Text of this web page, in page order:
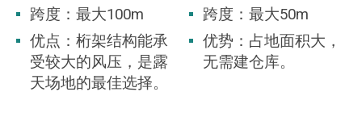
跨度：最大100m
优点：桁架结构能承
受较大的风压，是露
天场地的最佳选择。
跨度：最大50m
优势：占地面积大，
无需建仓库。